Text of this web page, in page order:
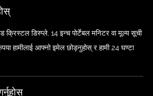
क्रिस्टल डिस्प्ले, 14 इन्च पोर्टेबल मनिटर वा मूल्य सूची
हामीलाई आफ्नो इमेल छोड्नुहोस् र हामी 24 घण्टा